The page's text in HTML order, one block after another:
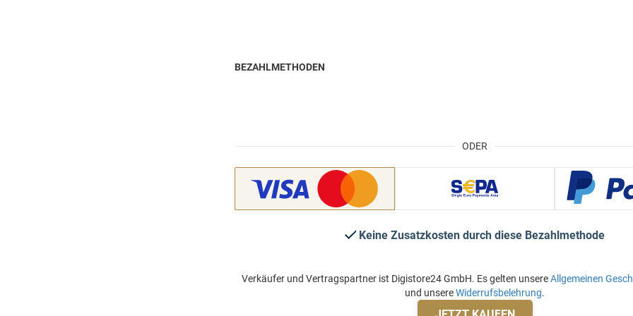
ODER
BEZAHLMETHODEN
Keine Zusatzkosten durch diese Bezahlmethode
Verkäufer und Vertragspartner ist Digistore24 GmbH. Es gelten unsereAllgemeinen
und unsereWiderrufsbelehrung.